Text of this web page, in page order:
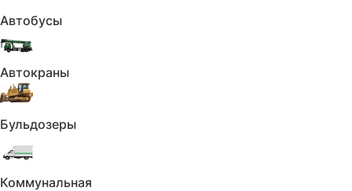
Автобусы
Автокраны
Бульдозеры
Коммунальная